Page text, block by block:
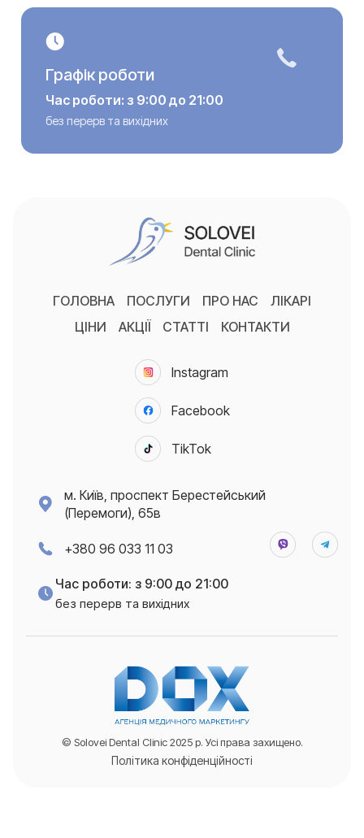
Графік роботи
Час роботи: з 9:00 до 21:00
без перерв та вихідних
ГОЛОВНА ПОСЛУГИ ПРО НАС
ЛІКАРІ
ЦІНИ
АКЦІЇ СТАТТІ КОНТАКТИ
Instagram
Facebook
TikTok
м. Київ, проспект Берестейський
(Перемоги), 65в
+380 96 033 11 03
Час роботи: з 9:00 до 21:00
без перерв та вихідних
© Solovei Dental Clinic 2025 р. Усі права захищено.
Політика конфіденційності